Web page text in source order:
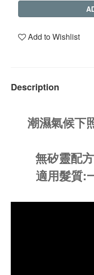
Add to Wishlist
Description
潮濕氣候下
無矽靈配
適用髮質: